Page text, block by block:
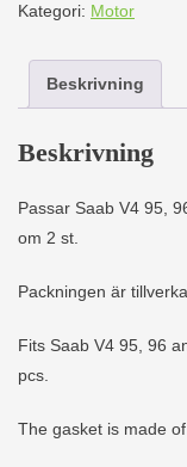
Kategori: Motor
Beskrivning
Beskrivning
Passar Saab V4 95,
om 2 st.
Packningen är
Fits Saab V4 95, 96
pcs.
The gasket is made